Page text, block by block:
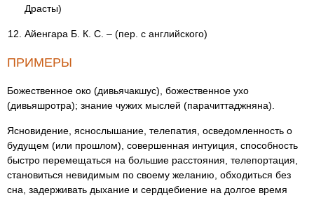
Драсты)
Айенгара Б. К. С. – (пер. с английского)
ПРИМЕРЫ
Божественное око (дивьячакшус), божественное ухо
(дивьяшротра); знание чужих мыслей (парачиттаджняна).
Ясновидение, яснослышание, телепатия, осведомленность о
будущем (или прошлом), совершенная интуиция, способность
быстро перемещаться на большие расстояния, телепортация,
становиться невидимым по своему желанию, обходиться без
сна, задерживать дыхание и сердцебиение на долгое время